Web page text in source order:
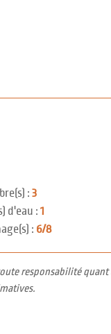
:3
d'eau :1
: 6/8
responsabilité quant